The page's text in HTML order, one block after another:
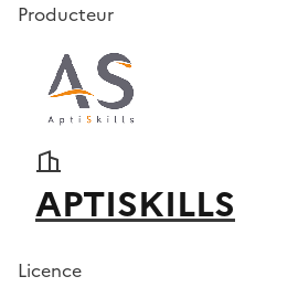
Producteur
APTISKILLS
Licence